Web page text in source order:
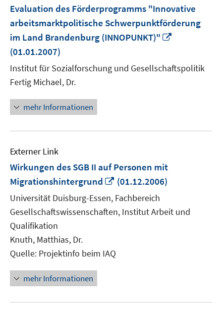
Evaluation des Förderprogramms "Innovative
arbeitsmarktpolitische Schwerpunktförderung
im Land Brandenburg (INNOPUNKT)"
öffnen
(01.01.2007)
Institut für Sozialforschung und Gesellschaftspolitik
Fertig Michael, Dr.
mehr Informationen
Externer Link
Wirkungen des SGB II auf Personen mit
Migrationshintergrund
In
neuem
Fenster
öffnen
(01.12.2006)
Universität Duisburg-Essen, Fachbereich
Gesellschaftswissenschaften, Institut Arbeit und
Qualifikation
Knuth, Matthias, Dr.
Quelle: Projektinfo beim IAQ
mehr Informationen